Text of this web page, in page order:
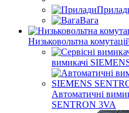
Вага
Низьковольтна
вимикачі
Автоматичні
SENTRON 3VA